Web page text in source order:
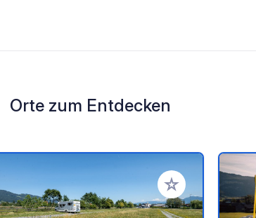
Orte zum Entdecken
Zu Ihren